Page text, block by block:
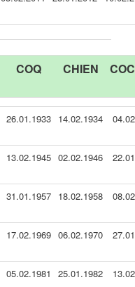
COQ CHIEN
26.01.1933 14.02.1934
13.02.1945 02.02.1946
31.01.1957 18.02.1958
17.02.1969 06.02.1970
05.02.1981 25.01.1982